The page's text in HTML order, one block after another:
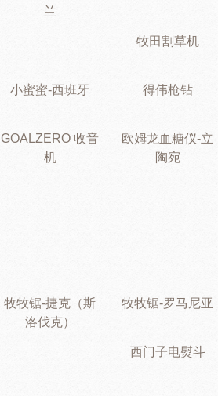
兰
牧田割草机
小蜜蜜-西班牙 得伟枪钻
GOALZERO 收音
机
欧姆龙血糖仪-立
陶宛
牧牧锯-捷克（斯
洛伐克）
牧牧锯-罗马尼亚
西门子电熨斗